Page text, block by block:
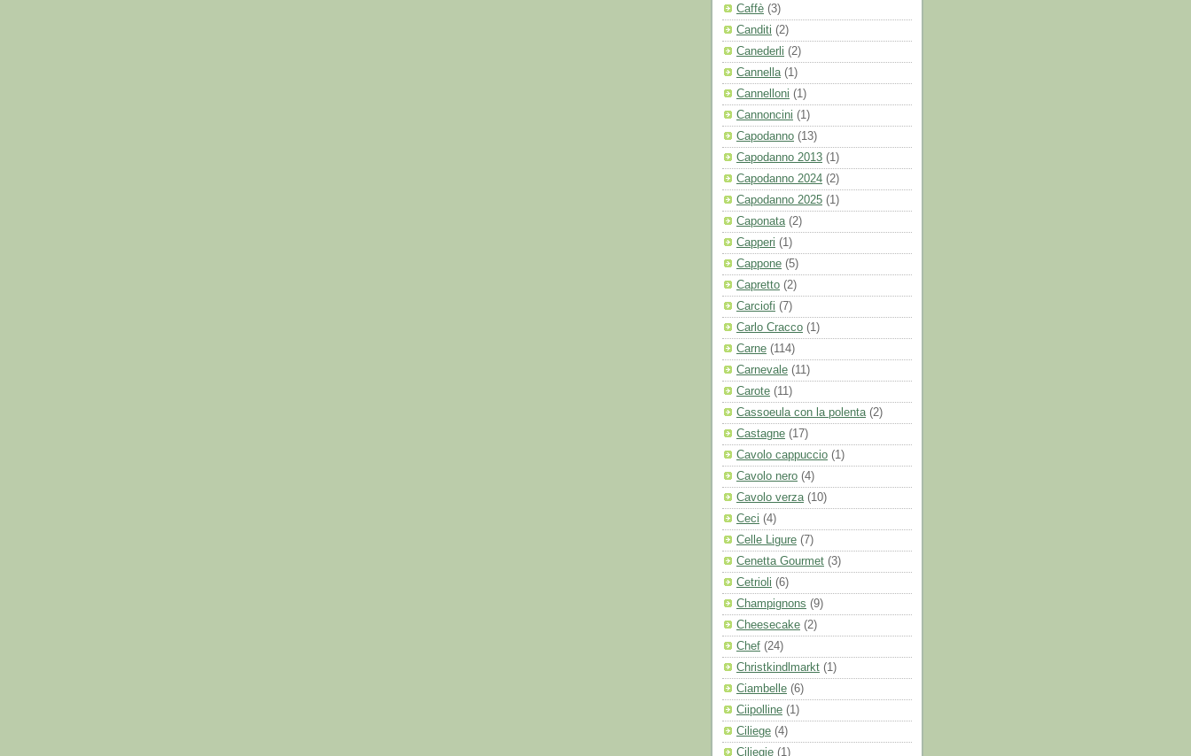
Caffè (3)
Canditi (2)
Canederli (2)
Cannella (1)
Cannelloni (1)
Cannoncini (1)
Capodanno (13)
Capodanno 2013 (1)
Capodanno 2024 (2)
Capodanno 2025 (1)
Caponata (2)
Capperi (1)
Cappone (5)
Capretto (2)
Carciofi (7)
Carlo Cracco (1)
Carne (114)
Carnevale (11)
Carote (11)
Cassoeula con la polenta (2)
Castagne (17)
Cavolo cappuccio (1)
Cavolo nero (4)
Cavolo verza (10)
Ceci (4)
Celle Ligure (7)
Cenetta Gourmet (3)
Cetrioli (6)
Champignons (9)
Cheesecake (2)
Chef (24)
Christkindlmarkt (1)
Ciambelle (6)
Ciipolline (1)
Ciliege (4)
Ciliegie (1)